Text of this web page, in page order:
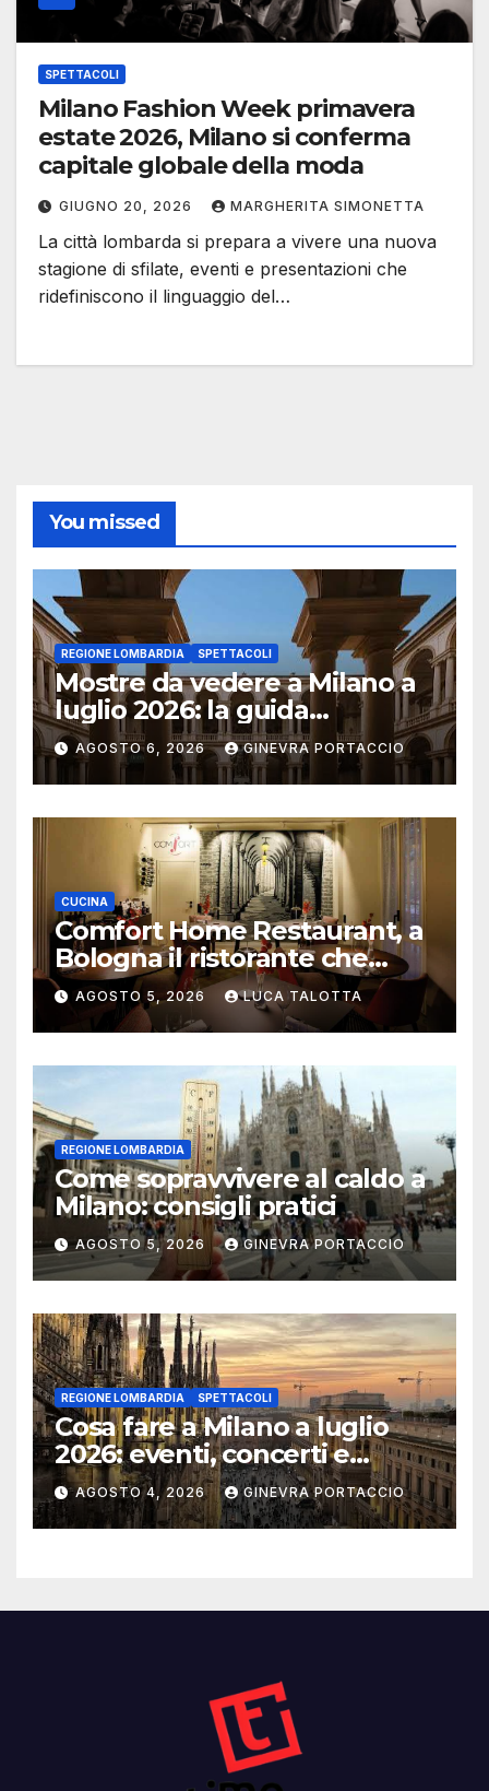
SPETTACOLI
Milano Fashion Week primavera
estate 2026, Milano si conferma
capitale globale della moda
GIUGNO 20, 2026 MARGHERITA SIMONETTA
La città lombarda si prepara a vivere una nuova
stagione di sfilate, eventi e presentazioni che
ridefiniscono il linguaggio del…
You missed
REGIONE LOMBARDIA SPETTACOLI
Mostre da vedere a Milano a
luglio 2026: la guida
aggiornata
AGOSTO 6, 2026 GINEVRA PORTACCIO
CUCINA
Comfort Home Restaurant, a
Bologna il ristorante che
trasforma l’ospitalità in
un’esperienza di casa
AGOSTO 5, 2026 LUCA TALOTTA
REGIONE LOMBARDIA
Come sopravvivere al caldo a
Milano: consigli pratici
AGOSTO 5, 2026 GINEVRA PORTACCIO
REGIONE LOMBARDIA SPETTACOLI
Cosa fare a Milano a luglio
2026: eventi, concerti e
mostre
AGOSTO 4, 2026 GINEVRA PORTACCIO